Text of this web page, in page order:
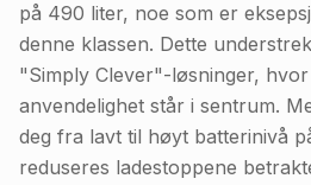
på 490 liter, noe som er
denne klassen. Dette
"Simply Clever"-løsninger,
anvendelighet står i sentrum.
deg fra lavt til høyt batterinivå
reduseres ladestoppene